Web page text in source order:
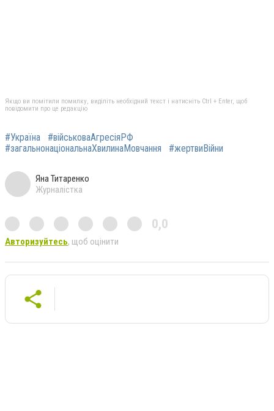
Якщо ви помітили помилку, виділіть необхідний текст і натисніть Ctrl + Enter, щоб
повідомити про це редакцію
#Україна
#військоваАгресіяРФ
#загальнонаціональнаХвилинаМовчання
#жертвиВійни
Яна Титаренко
Журналістка
0,0
Авторизуйтесь, щоб оцінити